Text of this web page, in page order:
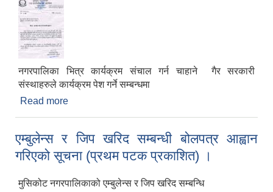
नगरपालिका भित्र कार्यक्रम संचाल गर्न चाहाने गैर सरकारी
संस्थाहरुले कार्यक्रम पेश गर्ने सम्बन्धमा
Read more
एम्बुलेन्स र जिप खरिद सम्बन्धी बोलपत्र आह्वान
गरिएको सूचना (प्रथम पटक प्रकाशित) ।
मुसिकोट नगरपालिकाको एम्बुलेन्स र जिप खरिद सम्बन्धि